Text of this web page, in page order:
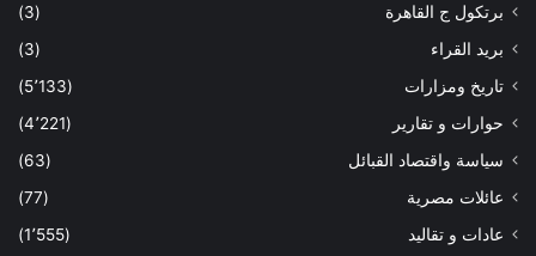
برتكول ج القاهرة
(3)
بريد القراء
(3)
تاريخ ومزارات
(5٬133)
حوارات و تقارير
(4٬221)
سياسة واقتصاد القبائل
(63)
عائلات مصرية
(77)
عادات و تقاليد
(1٬555)